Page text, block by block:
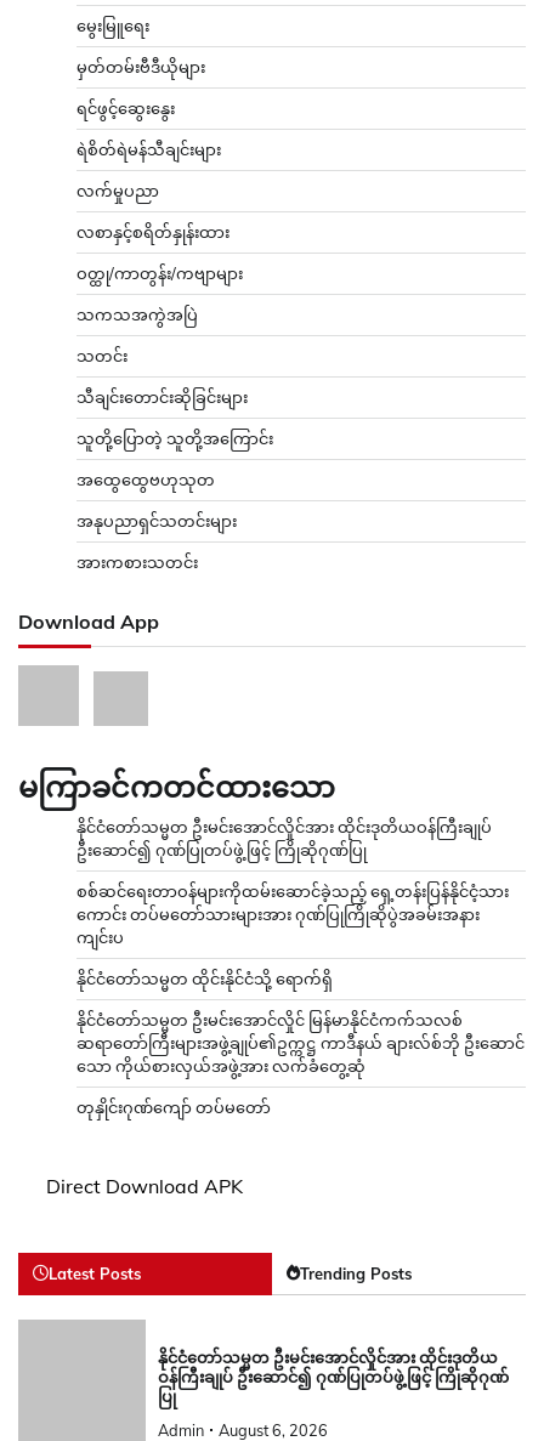
မွေးမြူရေး
မှတ်တမ်းဗီဒီယိုများ
ရင်ဖွင့်ဆွေးနွေး
ရဲစိတ်ရဲမန်သီချင်းများ
လက်မှုပညာ
လစာနှင့်စရိတ်နှုန်းထား
ဝတ္ထု/ကာတွန်း/ကဗျာများ
သကသအကွဲအပြဲ
သတင်း
သီချင်းတောင်းဆိုခြင်းများ
သူတို့ပြောတဲ့ သူတို့အကြောင်း
အထွေထွေဗဟုသုတ
အနုပညာရှင်သတင်းများ
အားကစားသတင်း
Download App
မကြာခင်ကတင်ထားသော
နိုင်ငံတော်သမ္မတ ဦးမင်းအောင်လှိုင်အား ထိုင်းဒုတိယဝန်ကြီးချုပ်
ဦးဆောင်၍ ဂုဏ်ပြုတပ်ဖွဲ့ဖြင့် ကြိုဆိုဂုဏ်ပြု
စစ်ဆင်ရေးတာဝန်များကိုထမ်းဆောင်ခဲ့သည့် ရှေ့တန်းပြန်နိုင်ငံ့သား
ကောင်း တပ်မတော်သားများအား ဂုဏ်ပြုကြိုဆိုပွဲအခမ်းအနား
ကျင်းပ
နိုင်ငံတော်သမ္မတ ထိုင်းနိုင်ငံသို့ ရောက်ရှိ
နိုင်ငံတော်သမ္မတ ဦးမင်းအောင်လှိုင် မြန်မာနိုင်ငံကက်သလစ်
ဆရာတော်ကြီးများအဖွဲ့ချုပ်၏ဥက္ကဋ္ဌ ကာဒီနယ် ချားလ်စ်ဘို ဦးဆောင်
သော ကိုယ်စားလှယ်အဖွဲ့အား လက်ခံတွေ့ဆုံ
တုနှိုင်းဂုဏ်ကျော် တပ်မတော်
Direct Download APK
Latest Posts Trending Posts
နိုင်ငံတော်သမ္မတ ဦးမင်းအောင်လှိုင်အား ထိုင်းဒုတိယ
ဝန်ကြီးချုပ် ဦးဆောင်၍ ဂုဏ်ပြုတပ်ဖွဲ့ဖြင့် ကြိုဆိုဂုဏ်
ပြု
Admin August 6, 2026